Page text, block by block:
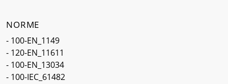
NORME
- 100-EN_1149
- 120-EN_11611
- 100-EN_13034
- 100-IEC_61482